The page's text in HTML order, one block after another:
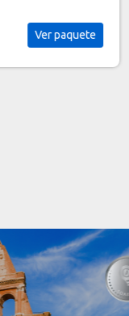
Ver paquete